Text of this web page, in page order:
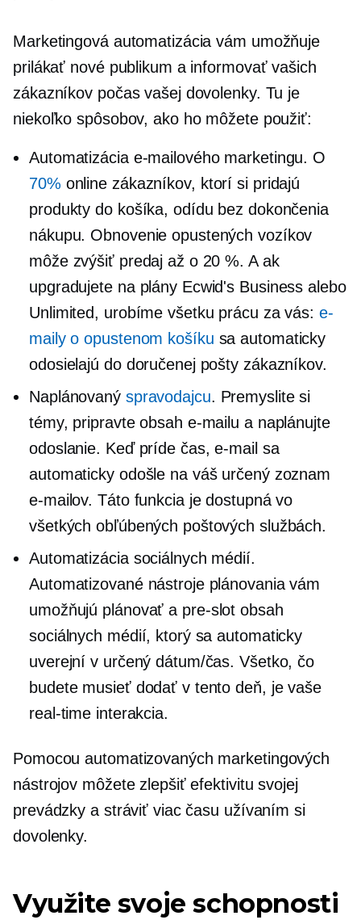
Marketingová automatizácia vám umožňuje
prilákať nové publikum a informovať vašich
zákazníkov počas vašej dovolenky. Tu je
niekoľko spôsobov, ako ho môžete použiť:
Automatizácia e-mailového marketingu. O
70% online zákazníkov, ktorí si pridajú
produkty do košíka, odídu bez dokončenia
nákupu. Obnovenie opustených vozíkov
môže zvýšiť predaj až o 20 %. A ak
upgradujete na plány Ecwid's Business alebo
Unlimited, urobíme všetku prácu za vás: e-
maily o opustenom košíku sa automaticky
odosielajú do doručenej pošty zákazníkov.
Naplánovaný spravodajcu. Premyslite si
témy, pripravte obsah e-mailu a naplánujte
odoslanie. Keď príde čas, e-mail sa
automaticky odošle na váš určený zoznam
e-mailov. Táto funkcia je dostupná vo
všetkých obľúbených poštových službách.
Automatizácia sociálnych médií.
Automatizované nástroje plánovania vám
umožňujú plánovať a pre-slot obsah
sociálnych médií, ktorý sa automaticky
uverejní v určený dátum/čas. Všetko, čo
budete musieť dodať v tento deň, je vaše
real-time interakcia.
Pomocou automatizovaných marketingových
nástrojov môžete zlepšiť efektivitu svojej
prevádzky a stráviť viac času užívaním si
dovolenky.
Využite svoje schopnosti